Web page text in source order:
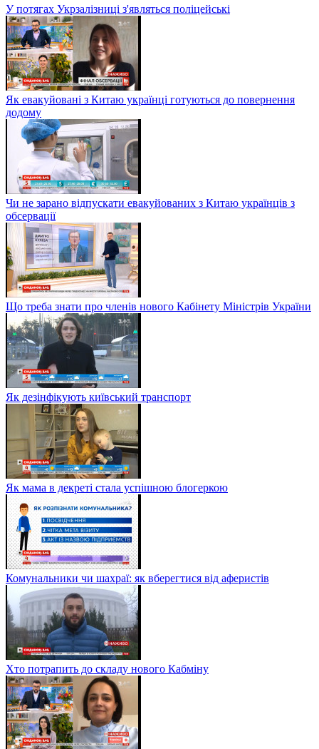
У потягах Укрзалізниці з'являться поліцейські
Як евакуйовані з Китаю українці готуються до повернення
додому
Чи не зарано відпускати евакуйованих з Китаю українців з
обсервації
Що треба знати про членів нового Кабінету Міністрів України
Як дезінфікують київський транспорт
Як мама в декреті стала успішною блогеркою
Комунальники чи шахраї: як вберегтися від аферистів
Хто потрапить до складу нового Кабміну